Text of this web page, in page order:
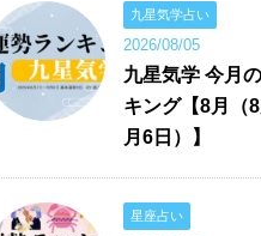
九星気学占い
2026/08/05
九星気学 今月
キング【8月（
月6日）】
星座占い